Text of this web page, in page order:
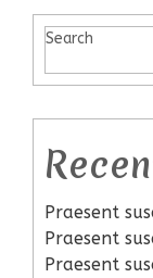
Search
Praesent
Praesent
Praesent